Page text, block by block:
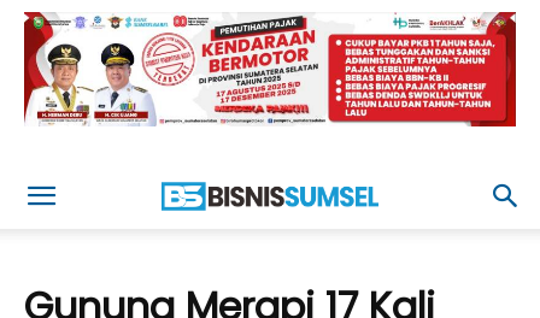
Gunung Merapi 17 Kali